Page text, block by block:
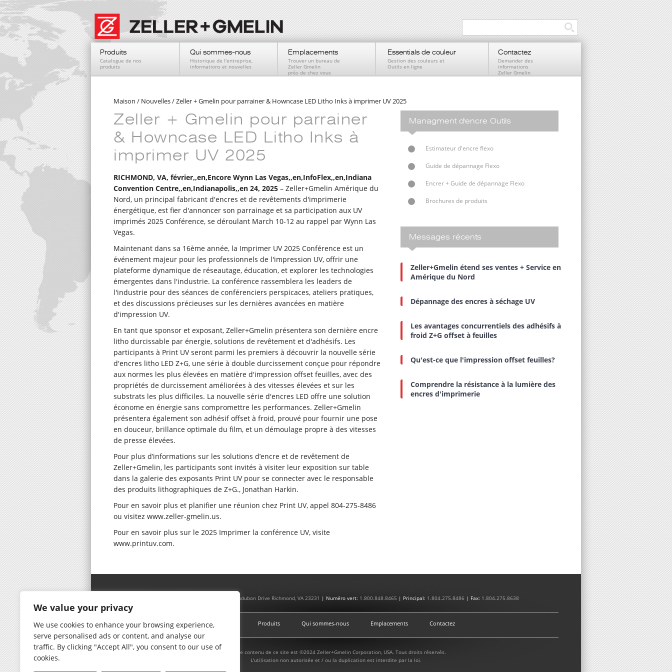
We value your privacy
We use cookies to enhance your browsing experience,
serve personalised ads or content, and analyse our
traffic. By clicking "Accept All", you consent to our use of
cookies.
Produits
Catalogue de nos
produits
Qui sommes-nous
Historique de l'entreprise,
informations et nouvelles
Emplacements
Trouver un bureau de
Zeller Gmelin
près de chez vous
Essentials de couleur
Gestion des couleurs et
Outils en ligne
Contactez
Demander des
informations
Zeller Gmelin
Maison / Nouvelles/Zeller + Gmelin pour parrainer & Howncase LED Litho Inks à imprimer UV 2025
Zeller + Gmelin pour parrainer
& Howncase LED Litho Inks à
imprimer UV 2025
RICHMOND, VA, février,,en,Encore Wynn Las Vegas,,en,InfoFlex,,en,Indiana
Convention Centre,,en,Indianapolis,,en 24, 2025 – Zeller+Gmelin Amérique du
Nord, un principal fabricant d'encres et de revêtements d'imprimerie
énergétique, est fier d'annoncer son parrainage et sa participation aux UV
imprimés 2025 Conférence, se déroulant March 10-12 au rappel par Wynn Las
Vegas.
Maintenant dans sa 16ème année, la Imprimer UV 2025 Conférence est un
événement majeur pour les professionnels de l'impression UV, offrir une
plateforme dynamique de réseautage, éducation, et explorer les technologies
émergentes dans l'industrie. La conférence rassemblera les leaders de
l'industrie pour des séances de conférenciers perspicaces, ateliers pratiques,
et des discussions précieuses sur les dernières avancées en matière
d'impression UV.
En tant que sponsor et exposant, Zeller+Gmelin présentera son dernière encre
litho durcissable par énergie, solutions de revêtement et d'adhésifs. Les
participants à Print UV seront parmi les premiers à découvrir la nouvelle série
d'encres litho LED Z+G, une série à double durcissement conçue pour répondre
aux normes les plus élevées en matière d'impression offset feuilles, avec des
propriétés de durcissement améliorées à des vitesses élevées et sur les
substrats les plus difficiles. La nouvelle série d'encres LED offre une solution
économe en énergie sans compromettre les performances. Zeller+Gmelin
présentera également son adhésif offset à froid, prouvé pour fournir une pose
en douceur, brillance optimale du film, et un démoulage propre à des vitesses
de presse élevées.
Pour plus d’informations sur les solutions d’encre et de revêtement de
Zeller+Gmelin, les participants sont invités à visiter leur exposition sur table
dans la galerie des exposants Print UV pour se connecter avec le responsable
des produits lithographiques de Z+G., Jonathan Harkin.
Pour en savoir plus et planifier une réunion chez Print UV, appel 804-275-8486
ou visitez www.zeller-gmelin.us.
Pour en savoir plus sur le 2025 Imprimer la conférence UV, visite
www.printuv.com.
Managment d'encre Outils
Estimateur d'encre flexo
Guide de dépannage Flexo
Encrer + Guide de dépannage Flexo
Brochures de produits
Messages récents
Zeller+Gmelin étend ses ventes + Service en
Amérique du Nord
Dépannage des encres à séchage UV
Les avantages concurrentiels des adhésifs à
froid Z+G offset à feuilles
Qu'est-ce que l'impression offset feuilles?
Comprendre la résistance à la lumière des
encres d'imprimerie
4801 Audubon Drive Richmond, VA 23231 | Numéro vert: 1.800.848.8465 | Principal: 1.804.275.8486 | Fax: 1.804.275.8638
Produits Qui sommes-nous Emplacements Contactez
Tout le contenu de ce site est ©2024 Zeller+Gmelin Corporation, USA. Tous droits réservés.
L'utilisation non autorisée et / ou la duplication est interdite par la loi.